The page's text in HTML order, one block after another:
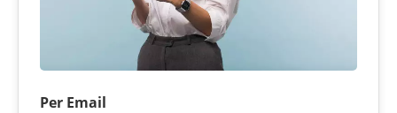
Per Email